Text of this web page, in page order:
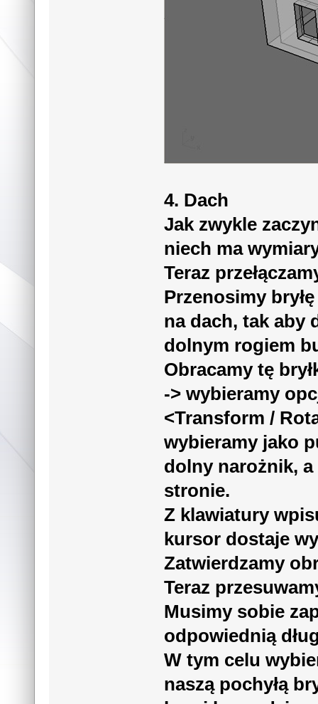
4. Dach
Jak zwykle
niech ma
Teraz
Przenosimy
na dach, tak aby
dolnym rogiem
Obracamy tę
-> wybieramy
<Transform /
wybieramy jako
dolny narożnik,
stronie.
Z klawiatury
kursor dostaje
Zatwierdzamy
Teraz
Musimy sobie
odpowiednią
W tym celu
naszą pochyłą